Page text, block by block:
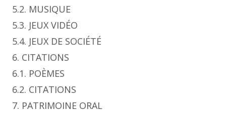
5.2. MUSIQUE
5.3. JEUX VIDÉO
5.4. JEUX DE SOCIÉTÉ
6. CITATIONS
6.1. POÈMES
6.2. CITATIONS
7. PATRIMOINE ORAL